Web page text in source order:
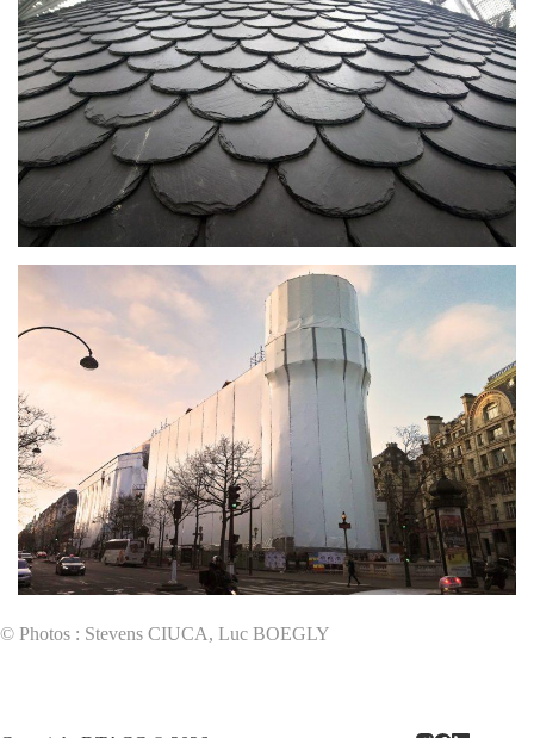
© Photos : Stevens CIUCA, Luc BOEGLY